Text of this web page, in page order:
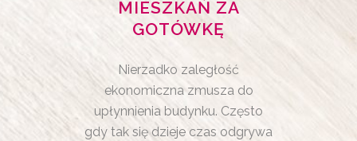
MIESZKAŃ ZA
GOTÓWKĘ
Nierzadko zaległość
ekonomiczna zmusza do
upłynnienia budynku. Często
gdy tak się dzieje czas odgrywa